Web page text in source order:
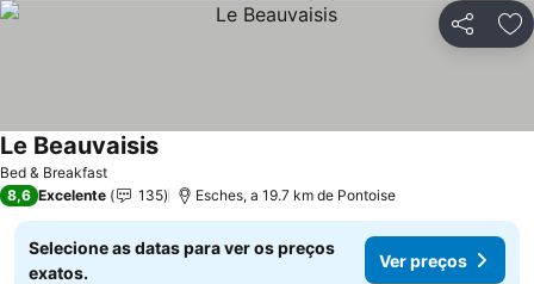
Partilhar
Bed & Breakfast
Le Beauvaisis
8,6 Excelente 135 Esches, a 19.7 km de Pontoise
Selecione as datas para ver os preços
exatos.
Ver preços